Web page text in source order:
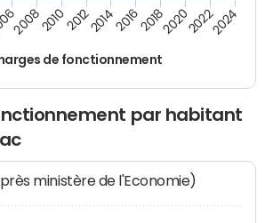
de fonctionnement
200820102012201420162018202020222024
par habitant
ministère de l'Economie)